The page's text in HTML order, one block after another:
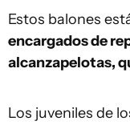
Estos balones
encargados de
alcanzapelotas,
Los juveniles de